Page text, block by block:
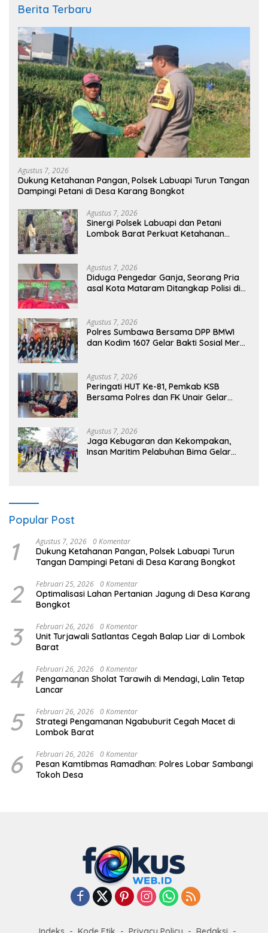
Berita Terbaru
Agustus 7, 2026
Dukung Ketahanan Pangan, Polsek Labuapi Turun Tangan
Dampingi Petani di Desa Karang Bongkot
Agustus 7, 2026
Sinergi Polsek Labuapi dan Petani
Lombok Barat Perkuat Ketahanan
Agustus 7, 2026
Diduga Pengedar Ganja, Seorang Pria
asal Kota Mataram Ditangkap Polisi di
Agustus 7, 2026
Polres Sumbawa Bersama DPP BMWI
dan Kodim 1607 Gelar Bakti Sosial Merah
Agustus 7, 2026
Peringati HUT Ke-81, Pemkab KSB
Bersama Polres dan FK Unair Gelar
Agustus 7, 2026
Jaga Kebugaran dan Kekompakan,
Insan Maritim Pelabuhan Bima Gelar
Popular Post
1 Agustus 7, 2026 0 Komentar
Dukung Ketahanan Pangan, Polsek Labuapi Turun
Tangan Dampingi Petani di Desa Karang Bongkot
2 Februari 25, 2026 0 Komentar
Optimalisasi Lahan Pertanian Jagung di Desa Karang
Bongkot
3 Februari 26, 2026 0 Komentar
Unit Turjawali Satlantas Cegah Balap Liar di Lombok
Barat
4 Februari 26, 2026 0 Komentar
Pengamanan Sholat Tarawih di Mendagi, Lalin Tetap
Lancar
5 Februari 26, 2026 0 Komentar
Strategi Pengamanan Ngabuburit Cegah Macet di
Lombok Barat
6 Februari 26, 2026 0 Komentar
Pesan Kamtibmas Ramadhan: Polres Lobar Sambangi
Tokoh Desa